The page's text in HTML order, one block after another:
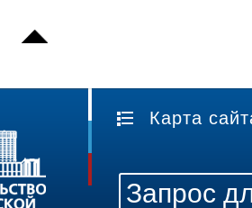
Карта